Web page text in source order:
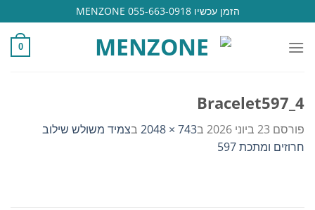
to
content
הזמן עכשיו 055-663-0918 MENZONE
0
Bracelet597_4
פורסם 23 ביוני 2026 ב743 × 2048 בצמיד משולש שילוב
חרוזים ומתכת 597